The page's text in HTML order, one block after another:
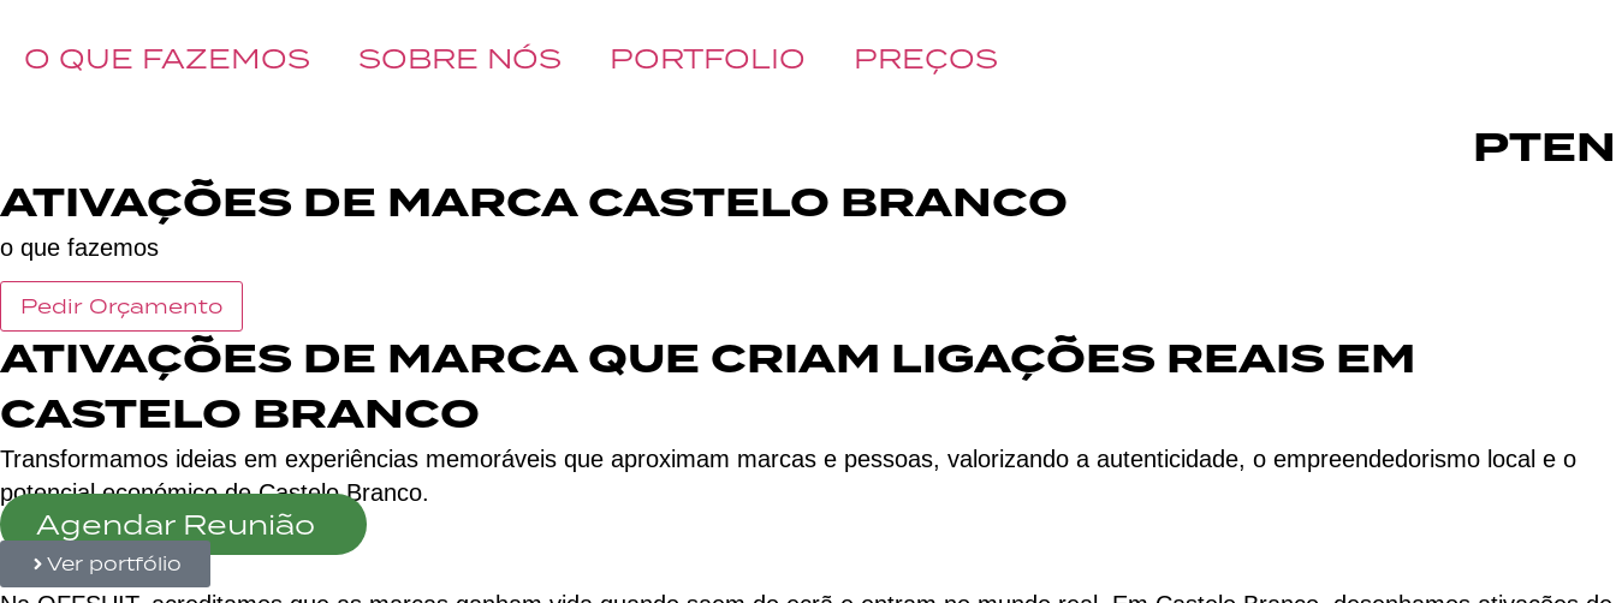
O QUE FAZEMOS SOBRE NÓS PORTFOLIO
PREÇOS
PTEN
ATIVAÇÕES DE MARCA CASTELO BRANCO
o que fazemos
Pedir Orçamento
ATIVAÇÕES DE MARCA QUE CRIAM LIGAÇÕES REAIS EM
CASTELO BRANCO
Transformamos ideias em experiências memoráveis que aproximam marcas e pessoas, valorizando a autenticidade, o empreendedorismo local e o
potencial económico de Castelo Branco.
Agendar Reunião
Ver portfólio